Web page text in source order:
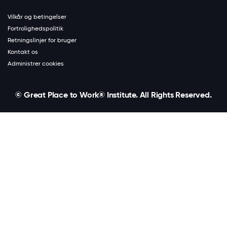
Vilkår og betingelser
Fortrolighedspolitik
Retningslinjer for bruger
Kontakt os
Administrer cookies
© Great Place to Work® Institute. All Rights Reserved.